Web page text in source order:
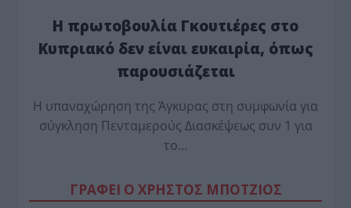
Η πρωτοβουλία Γκουτιέρες στο
Κυπριακό δεν είναι ευκαιρία, όπως
παρουσιάζεται
Η υπαναχώρηση της Άγκυρας στη συμφωνία για
σύγκληση Πενταμερούς Διασκέψεως συν 1 για
το…
ΓΡΑΦΕΙ Ο ΧΡΗΣΤΟΣ ΜΠΟΤΖΙΟΣ